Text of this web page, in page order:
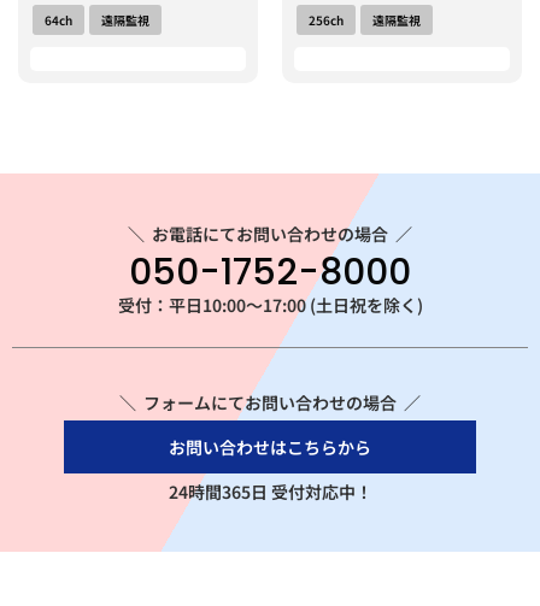
64ch 遠隔監視 256ch 遠隔監視
＼ お電話にてお問い合わせの場合 ／
050-1752-8000
受付：平日10:00～17:00 (土日祝を除く)
＼ フォームにてお問い合わせの場合 ／
お問い合わせはこちらから
24時間365日 受付対応中！